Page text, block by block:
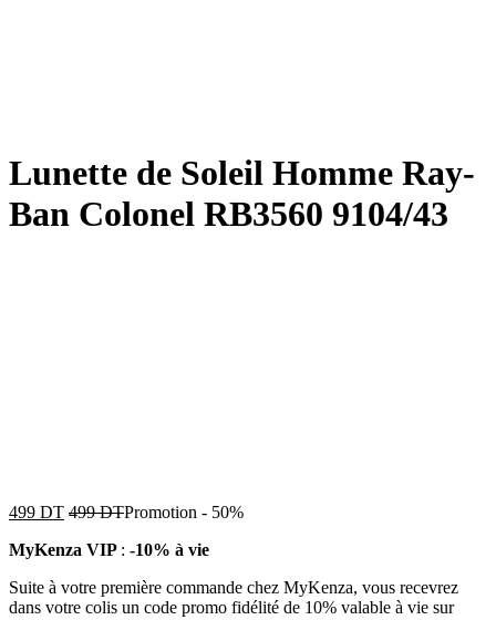
Lunette de Soleil Homme Ray-
Ban Colonel RB3560 9104/43
499 DT 499DTPromotion - 50%
MyKenza VIP : -10% à vie
Suite à votre première commande chez MyKenza, vous recevrez
dans votre colis un code promo fidélité de 10% valable à vie sur